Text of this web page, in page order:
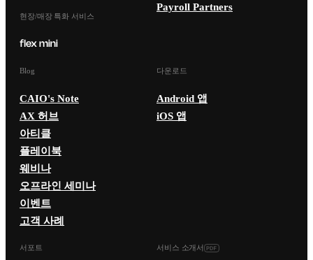
현장/매장 특화 서비스
Payroll Partners
Blog
CAIO's Note
AX 허브
아티클
플레이북
웨비나
오프라인 세미나
이벤트
고객 사례
다운로드
Android 앱
iOS 앱
서포트 서비스 소개서